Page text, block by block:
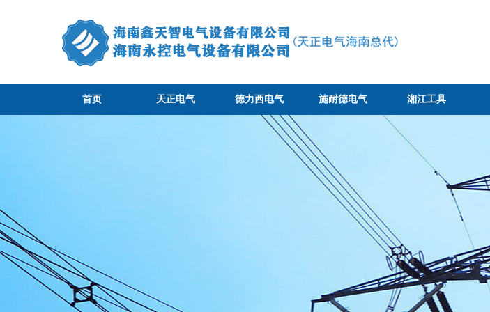
首页 天正电气 德力西电气 施耐德电气 湘江工具